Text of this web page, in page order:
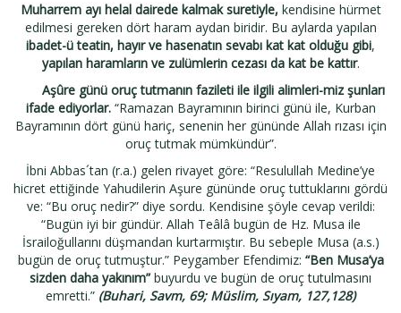
Muharrem ayı helal dairede kalmak suretiyle, kendisine hürmet
edilmesi gereken dört haram aydan biridir. Bu aylarda yapılan
ibadet-ü teatin, hayır ve hasenatın sevabı kat kat olduğu gibi,
yapılan haramların ve zulümlerin cezası da kat be kattır.
Aşûre günü oruç tutmanın fazileti ile ilgili alimleri-miz şunları
ifade ediyorlar. “Ramazan Bayramının birinci günü ile, Kurban
Bayramının dört günü hariç, senenin her gününde Allah rızası için
oruç tutmak mümkündür”.
İbni Abbas´tan (r.a.) gelen rivayet göre: “Resulullah Medine’ye
hicret ettiğinde Yahudilerin Aşure gününde oruç tuttuklarını gördü
ve: “Bu oruç nedir?” diye sordu. Kendisine şöyle cevap verildi:
“Bugün iyi bir gündür. Allah Teâlâ bugün de Hz. Musa ile
İsrailoğullarını düşmandan kurtarmıştır. Bu sebeple Musa (a.s.)
bugün de oruç tutmuştur.” Peygamber Efendimiz: “Ben Musa’ya
sizden daha yakınım”buyurdu ve bugün de oruç tutulmasını
emretti.” (Buhari, Savm, 69; Müslim, Sıyam, 127,128)